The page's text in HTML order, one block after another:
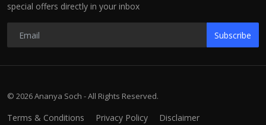
special offers directly in your inbox
Subscribe
© 2026 Ananya Soch - All Rights Reserved.
Terms & Conditions Privacy Policy Disclaimer